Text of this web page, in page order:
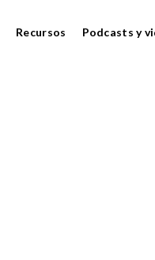
Recursos Podcasts y